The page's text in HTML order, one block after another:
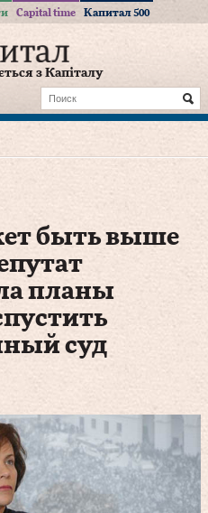
Capital time Капитал 500
з Капіталу
быть выше
планы
суд